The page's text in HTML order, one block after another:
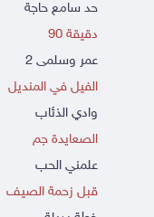
حد سامع حاجة
دقيقة 90
عمر وسلمى 2
الفيل في المنديل
وادي الذئاب
الصعايدة جم
علمني الحب
قبل زحمة الصيف